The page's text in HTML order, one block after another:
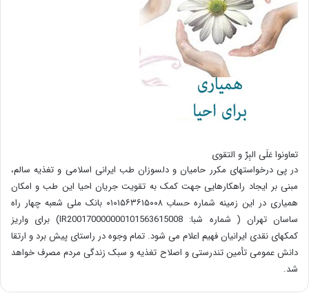
تعاونوا عَلَی البِرِّ و التقوی
در پی درخواستهای مکرر حامیان و دلسوزان طب ایرانی اسلامی و تغذیه سالم،
مبنی بر ایجاد راهکارهایی جهت کمک به تقویت جریان احیا این طب و امکان
همیاری در این زمینه شماره حساب ۰۱۰۱۵۶۳۶۱۵۰۰۸ بانک ملی شعبه چهار راه
ساسان تهران ( شماره شبا: IR200170000000101563615008) برای واریز
کمکهای نقدی ایرانیان فهیم اعلام می شود. تمام وجوه در راستای پیش برد و ارتقا
دانش عمومی تأمین تندرستی و اصلاح تغذیه و سبک زندگی مردم مصرف خواهد
شد.